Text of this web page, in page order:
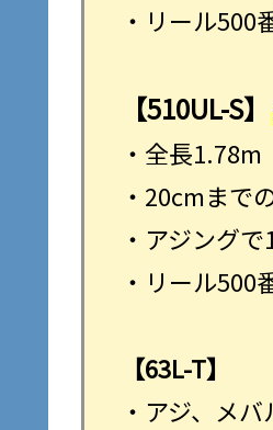
・リール500
【510UL-S】
・全長1.78m
・20cmまで
・アジング
・リール500
【63L-T】
・アジ、メ